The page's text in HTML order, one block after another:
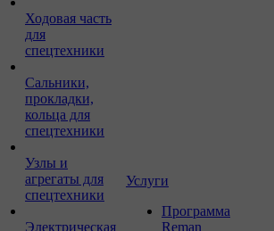
Ходовая часть
для
спецтехники
Сальники,
прокладки,
кольца для
спецтехники
Узлы и
агрегаты для
спецтехники
Электрическая
Услуги
Программа
Reman